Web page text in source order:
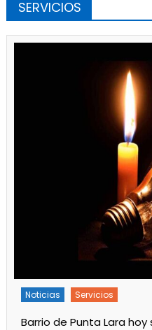
SERVICIOS
Noticias Servicios
Turnos de Farmacias de